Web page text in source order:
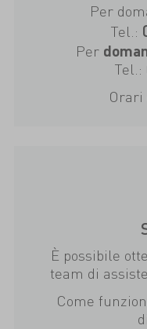
Per
Tel.:
Per
Tel.:
Orari
È possibile
team di
Come